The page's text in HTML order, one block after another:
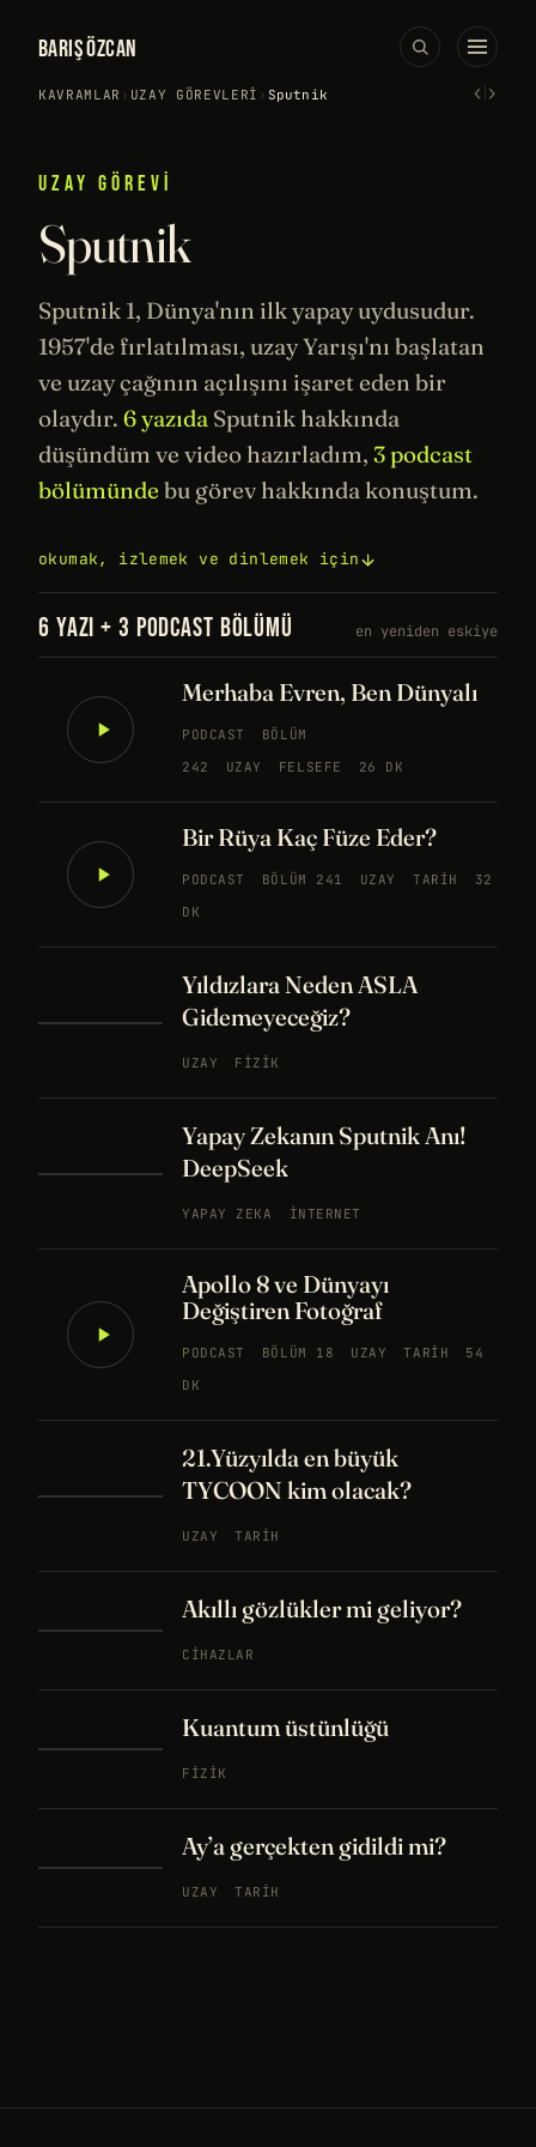
BARIŞ ÖZCAN
KAVRAMLAR › UZAY GÖREVLERI › Sputnik ‹›
UZAY GÖREVI
Sputnik
Sputnik 1, Dünya'nın ilk yapay uydusudur.
1957'de fırlatılması, uzayYarışı'nı başlatan
ve uzay çağının açılışını işaret eden bir
olaydır. 6 yazıda Sputnik hakkında
düşündüm ve video hazırladım, 3 podcast
bölümünde bu görev hakkında konuştum.
okumak, izlemek ve dinlemek için
6 YAZI + 3 PODCAST BÖLÜMÜ en yeniden eskiye
Merhaba Evren, Ben Dünyalı
PODCAST
BÖLÜM
242
UZAY FELSEFE 26 DK
Bir Rüya Kaç Füze Eder?
PODCAST BÖLÜM 241 UZAY TARIH
32
DK
Yıldızlara Neden ASLA
Gidemeyeceğiz?
UZAY FIZIK
Yapay Zekanın Sputnik Anı!
DeepSeek
YAPAY ZEKA İNTERNET
Apollo 8 ve Dünyayı
Değiştiren Fotoğraf
PODCAST BÖLÜM 18 UZAY TARIH
54
DK
21.Yüzyılda en büyük
TYCOON kim olacak?
UZAY TARIH
Akıllı gözlükler mi geliyor?
CIHAZLAR
Kuantum üstünlüğü
FIZIK
Ay’a gerçekten gidildi mi?
UZAY TARIH